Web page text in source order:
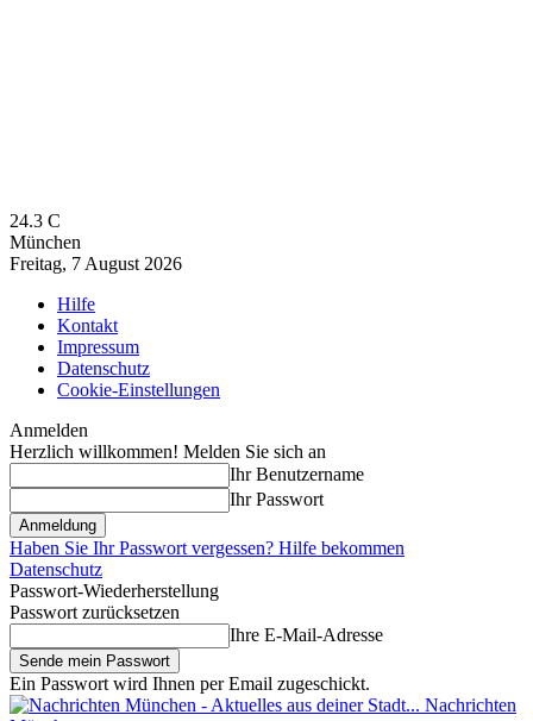
24.3 C
München
Freitag, 7 August 2026
Hilfe
Kontakt
Impressum
Datenschutz
Cookie-Einstellungen
Anmelden
Herzlich willkommen! Melden Sie sich an
Ihr Benutzername
Ihr Passwort
Haben Sie Ihr Passwort vergessen? Hilfe bekommen
Datenschutz
Passwort-Wiederherstellung
Passwort zurücksetzen
Ihre E-Mail-Adresse
Ein Passwort wird Ihnen per Email zugeschickt.
Nachrichten